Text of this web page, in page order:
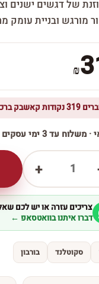
של דגשים ישנים
מורגש ובניית עומק
₪
קאשבק ברכישת מוצר זה
עד 3 ימי עסקים
1
+
צריכים עזרה או יש לכם
דברו איתנו בוואטסאפ ←
סקוטלנד בורבון